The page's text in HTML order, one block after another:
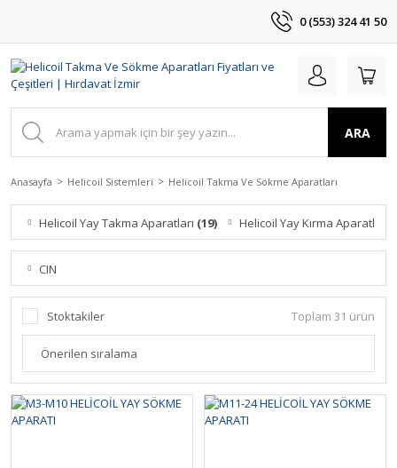
0 (553) 324 41 50
ARA
Anasayfa Helicoil Sistemleri Helicoil Takma Ve Sökme Aparatları
Helicoil Yay Takma Aparatları (19) Helicoil Yay Kırma Aparatları
CIN
Stoktakiler Toplam 31 ürün